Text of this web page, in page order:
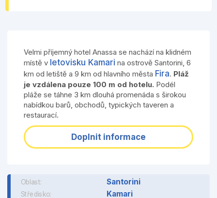
Velmi příjemný hotel Anassa se nachází na klidném
místě v letovisku Kamari na ostrově Santorini, 6
km od letiště a 9 km od hlavního města Fira. Pláž
je vzdálena pouze 100 m od hotelu. Podél
pláže se táhne 3 km dlouhá promenáda s širokou
nabídkou barů, obchodů, typických taveren a
restaurací.
Doplnit informace
Oblast: Santorini
Středisko: Kamari